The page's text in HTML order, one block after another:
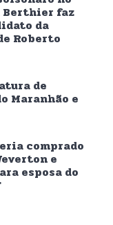
Berthier faz
da
Roberto
de
Maranhão e
comprado
e
esposa do